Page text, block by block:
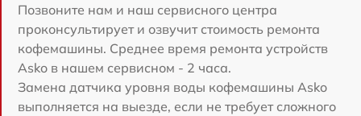
Позвоните нам и наш сервисного центра
проконсультирует и озвучит стоимость ремонта
кофемашины. Среднее время ремонта устройств
Asko в нашем сервисном - 2 часа.
Замена датчика уровня воды кофемашины Asko
выполняется на выезде, если не требует сложного